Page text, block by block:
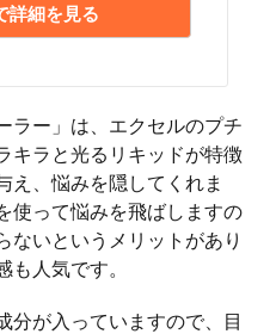
細を見る
ラー」は、エクセルのプチ
キラと光るリキッドが特徴
え、悩みを隠してくれま
使って悩みを飛ばしますの
ないというメリットがあり
人気です。
分が入っていますので、目